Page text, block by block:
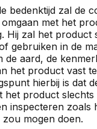
bedenktijd zal de
met het
Hij zal het product
gebruiken in de
de aard, de
het product vast
hierbij is dat
het product slechts
inspecteren zoals
mogen doen.